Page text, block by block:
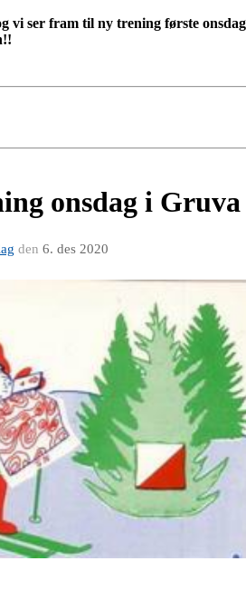
vi ser fram til ny trening første onsdag
onsdag i Gruva
den 6. des 2020